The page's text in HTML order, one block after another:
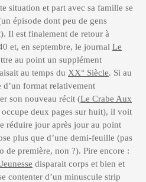
situation et part avec sa famille se
épisode dont peu de gens
Il est finalement de retour à
et, en septembre, le journal Le
au point un supplément
au temps du XX° Siècle. Si au
format relativement
son nouveau récit (Le Crabe Aux
deux pages sur huit), il voit
réduire jour après jour au point
plus que d’une demi-feuille (pas
de première, non ?). Pire encore :
disparait corps et bien et
contenter d’un minuscule strip